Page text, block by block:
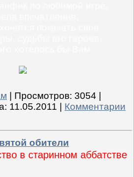
Просмотров: 3054
11.05.2011
Комментарии
обители
в старинном аббатстве